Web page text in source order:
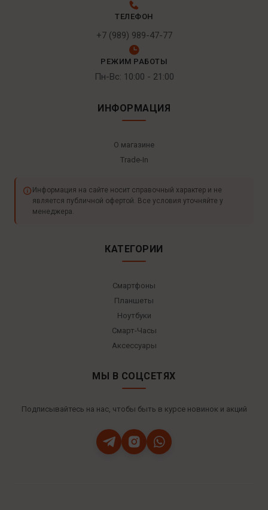
ТЕЛЕФОН
+7 (989) 989-47-77
РЕЖИМ РАБОТЫ
Пн-Вс: 10:00 - 21:00
ИНФОРМАЦИЯ
О магазине
Trade-In
Информация на сайте носит справочный характер и не
является публичной офертой. Все условия уточняйте у
менеджера.
КАТЕГОРИИ
Смартфоны
Планшеты
Ноутбуки
Смарт-Часы
Аксессуары
МЫ В СОЦСЕТЯХ
Подписывайтесь на нас, чтобы быть в курсе новинок и акций